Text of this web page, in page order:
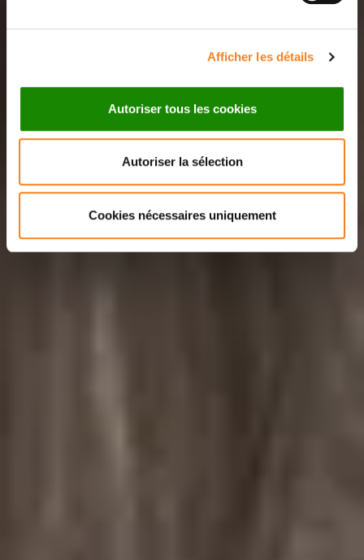
Afficher les détails
Autoriser tous les cookies
Autoriser la sélection
Cookies nécessaires uniquement